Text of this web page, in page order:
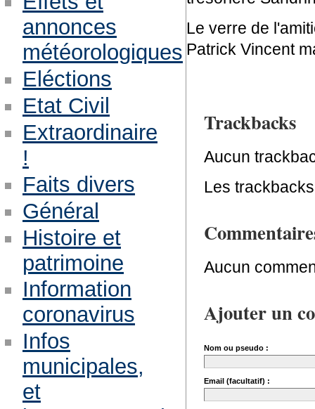
Le verre de
Patrick Vincent
Trackbacks
Aucun
Les
Aucun
Ajouter un
Nom ou pseudo :
Email (facultatif) :
annonces
météorologiques
Eléctions
Etat Civil
Extraordinaire
!
Faits divers
Général
Histoire et
patrimoine
Information
coronavirus
Infos
municipales,
et